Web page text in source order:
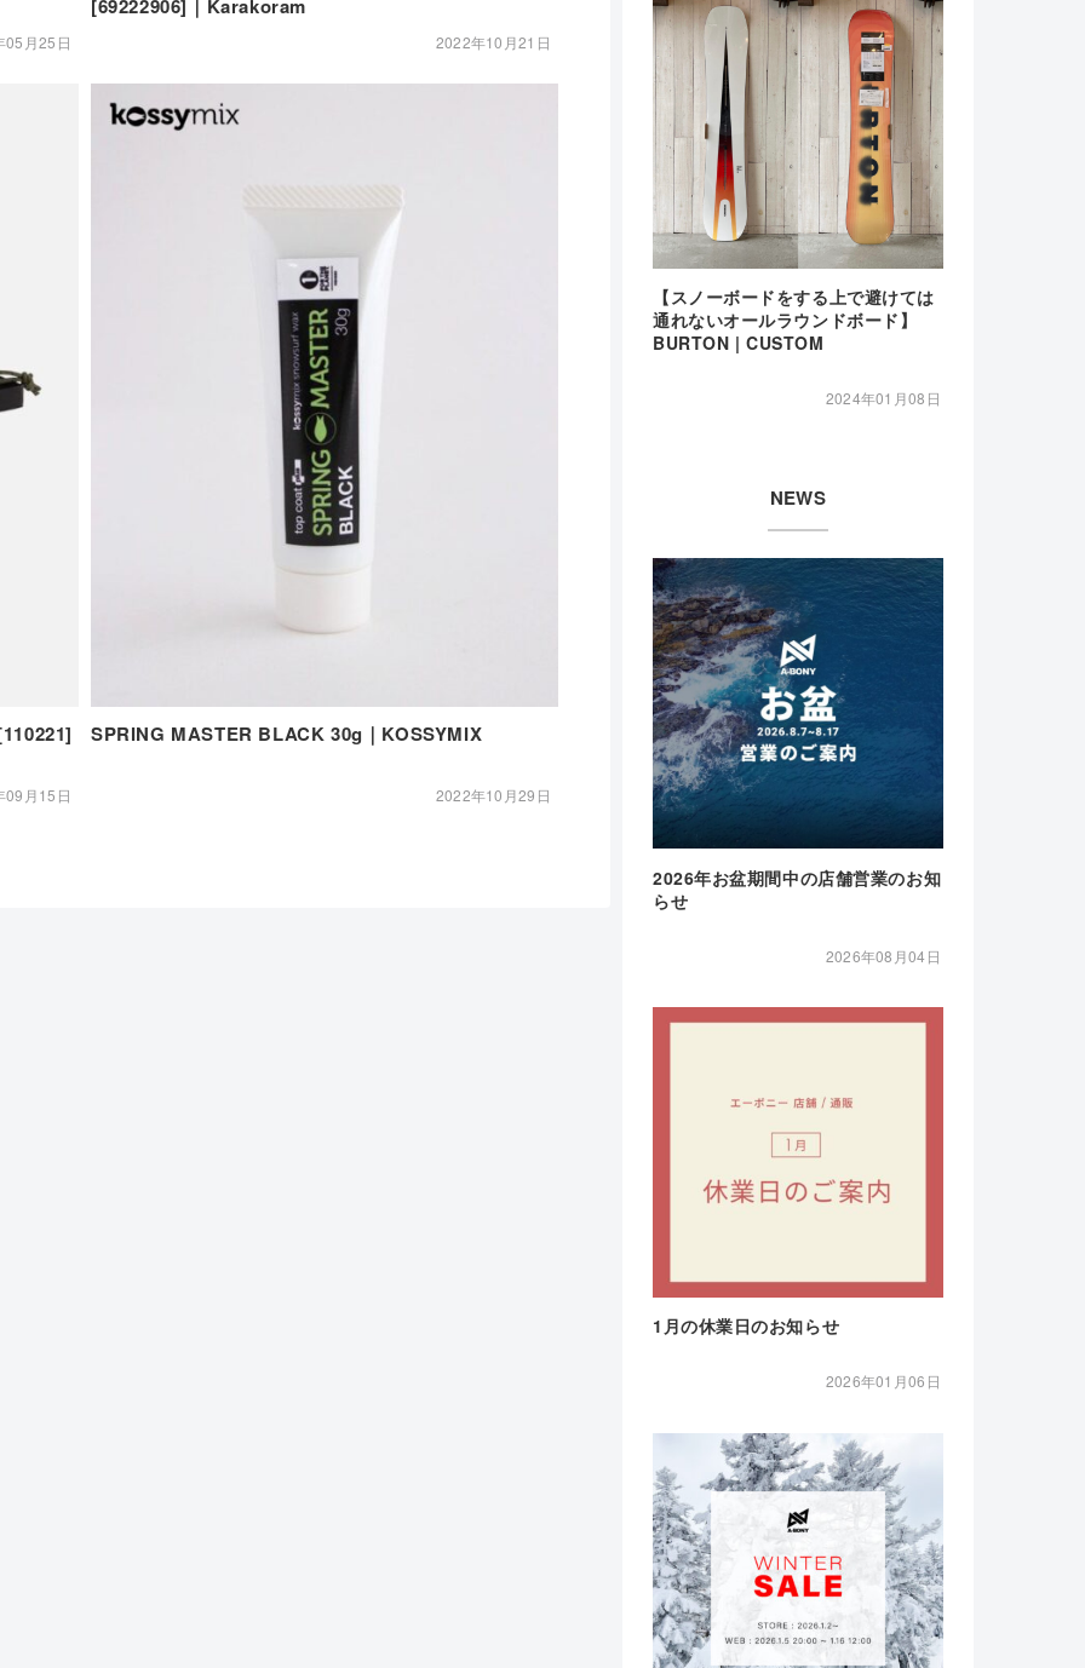
05月25日
[69222906]｜Karakoram
2022年10月21日
09月15日
SPRING MASTER BLACK 30g｜KOSSYMIX
2022年10月29日
【スノーボードをする上で避けては
通れないオールラウンドボード】
BURTON | CUSTOM
2024年01月08日
NEWS
2026年お盆期間中の店舗営業のお知
らせ
2026年08月04日
1月の休業日のお知らせ
2026年01月06日